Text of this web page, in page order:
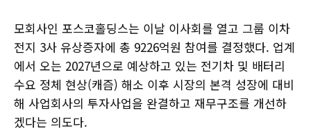
모회사인 포스코홀딩스는 이날 이사회를 열고 그룹 이차
전지 3사 유상증자에 총 9226억원 참여를 결정했다. 업계
에서 오는 2027년으로 예상하고 있는 전기차 및 배터리
수요 정체 현상(캐즘) 해소 이후 시장의 본격 성장에 대비
해 사업회사의 투자사업을 완결하고 재무구조를 개선하
겠다는 의도다.